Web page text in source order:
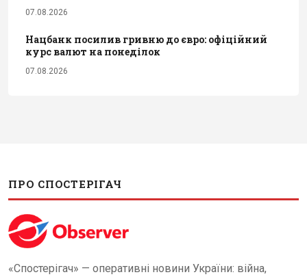
07.08.2026
Нацбанк посилив гривню до євро: офіційний
курс валют на понеділок
07.08.2026
ПРО СПОСТЕРІГАЧ
«Спостерігач» — оперативні новини України: війна,